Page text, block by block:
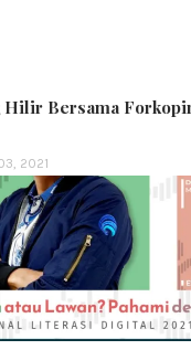
Hilir Bersama
2021